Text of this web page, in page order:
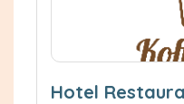
Hotel